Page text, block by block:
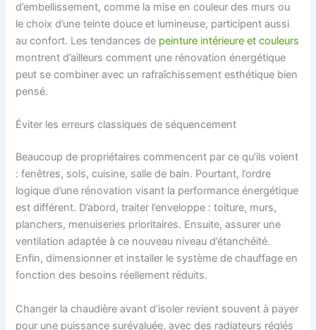
d’embellissement, comme la mise en couleur des murs ou
le choix d’une teinte douce et lumineuse, participent aussi
au confort. Les tendances de peinture intérieure et couleurs
montrent d’ailleurs comment une rénovation énergétique
peut se combiner avec un rafraîchissement esthétique bien
pensé.
Éviter les erreurs classiques de séquencement
Beaucoup de propriétaires commencent par ce qu’ils voient
: fenêtres, sols, cuisine, salle de bain. Pourtant, l’ordre
logique d’une rénovation visant la performance énergétique
est différent. D’abord, traiter l’enveloppe : toiture, murs,
planchers, menuiseries prioritaires. Ensuite, assurer une
ventilation adaptée à ce nouveau niveau d’étanchéité.
Enfin, dimensionner et installer le système de chauffage en
fonction des besoins réellement réduits.
Changer la chaudière avant d’isoler revient souvent à payer
pour une puissance surévaluée, avec des radiateurs réglés